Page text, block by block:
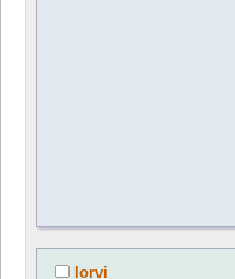
lorvi